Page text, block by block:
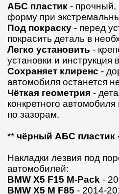
АБС пластик - прочный,
форму при
Под покраску - перед
покрасить деталь в
Легко установить -
установки и инструкция
Сохраняет клиренс -
автомобиля останется
Чёткая геометрия -
конкретного
по зазорам.
** чёрный АБС пластик
Накладки лезвия под
автомобилей:
BMW X5 F15 M-Pack -
BMW X5 M F85 - 2014-